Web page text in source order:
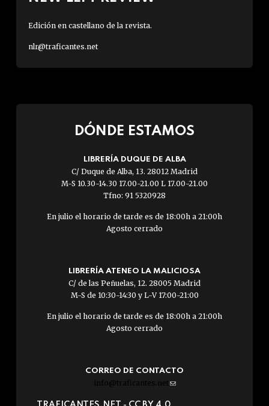
Edición en castellano de la revista.
nlr@traficantes.net
DÓNDE ESTAMOS
LIBRERÍA DUQUE DE ALBA
C/ Duque de Alba, 13. 28012 Madrid
M-S 10.30-14.30 17.00-21.00 L 17.00-21.00
Tfno: 91 5320928
En julio el horario de tarde es de 18:00h a 21:00h
Agosto cerrado
LIBRERÍA ATENEO LA MALICIOSA
C/ de las Peñuelas, 12. 28005 Madrid
M-S de 10:30-14:30 y L-V 17:00-21:00
En julio el horario de tarde es de 18:00h a 21:00h
Agosto cerrado
CORREO DE CONTACTO
info@traficantes.net (link